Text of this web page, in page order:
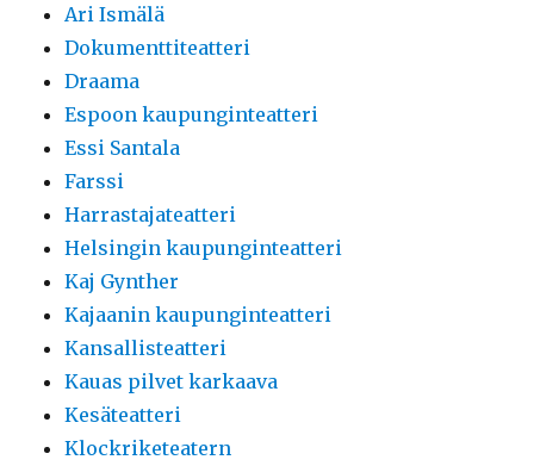
Ari Ismälä
Dokumenttiteatteri
Draama
Espoon kaupunginteatteri
Essi Santala
Farssi
Harrastajateatteri
Helsingin kaupunginteatteri
Kaj Gynther
Kajaanin kaupunginteatteri
Kansallisteatteri
Kauas pilvet karkaava
Kesäteatteri
Klockriketeatern